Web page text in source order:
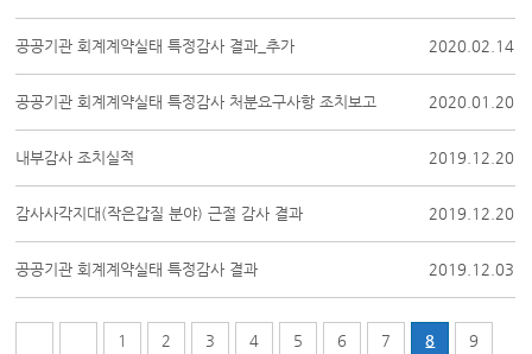
공공기관 회계계약실태 특정감사 결과_추가 2020.02.14
공공기관 회계계약실태 특정감사 처분요구사항 조치보고 2020.01.20
내부감사 조치실적 2019.12.20
감사사각지대(작은갑질 분야) 근절 감사 결과 2019.12.20
공공기관 회계계약실태 특정감사 결과 2019.12.03
1 2 3 4 5 6 7 8 9